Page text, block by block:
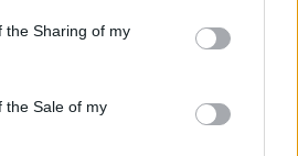
the Sharing of my
the Sale of my
Χριστουγέννων" γιατί ο
της πόλης, που
Μετεώρων, είναι μοναδικός.
κάναμε πράξη την